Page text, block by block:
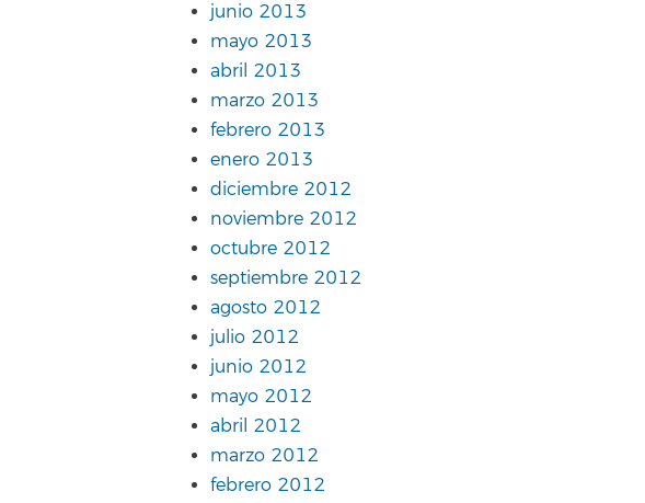
junio 2013
mayo 2013
abril 2013
marzo 2013
febrero 2013
enero 2013
diciembre 2012
noviembre 2012
octubre 2012
septiembre 2012
agosto 2012
julio 2012
junio 2012
mayo 2012
abril 2012
marzo 2012
febrero 2012